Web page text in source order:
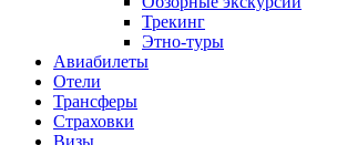
Трекинг
Этно-туры
Авиабилеты
Отели
Трансферы
Страховки
Визы